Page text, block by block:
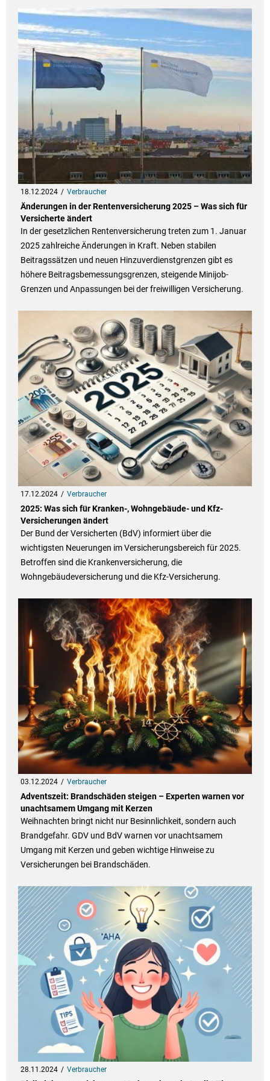
18.12.2024 Verbraucher
Änderungen in der Rentenversicherung 2025 – Was sich für
Versicherte ändert
In der gesetzlichen Rentenversicherung treten zum 1. Januar
2025 zahlreiche Änderungen in Kraft. Neben stabilen
Beitragssätzen und neuen Hinzuverdienstgrenzen gibt es
höhere Beitragsbemessungsgrenzen, steigende Minijob-
Grenzen und Anpassungen bei der freiwilligen Versicherung.
17.12.2024 Verbraucher
2025: Was sich für Kranken-, Wohngebäude- und Kfz-
Versicherungen ändert
Der Bund der Versicherten (BdV) informiert über die
wichtigsten Neuerungen im Versicherungsbereich für 2025.
Betroffen sind die Krankenversicherung, die
Wohngebäudeversicherung und die Kfz-Versicherung.
03.12.2024 Verbraucher
Adventszeit: Brandschäden steigen – Experten warnen vor
unachtsamem Umgang mit Kerzen
Weihnachten bringt nicht nur Besinnlichkeit, sondern auch
Brandgefahr. GDV und BdV warnen vor unachtsamem
Umgang mit Kerzen und geben wichtige Hinweise zu
Versicherungen bei Brandschäden.
28.11.2024 Verbraucher